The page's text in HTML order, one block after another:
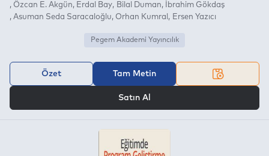
Özcan E. Akgün
Erdal Bay Bilal Duman
İbrahim Gökdaş
Asuman Seda Saracaloğlu
Orhan Kumral Ersen Yazıcı
Pegem Akademi Yayıncılık
Özet Tam Metin
Satın Al